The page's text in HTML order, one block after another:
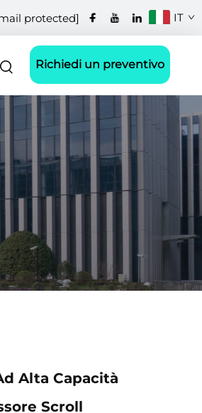
protected] IT
Richiedi un preventivo
Alta Capacità
Scroll